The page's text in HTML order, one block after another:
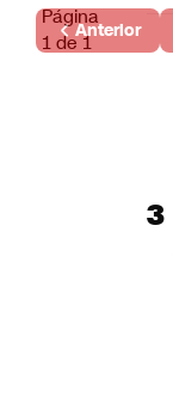
Página
1 de 1
Anterior